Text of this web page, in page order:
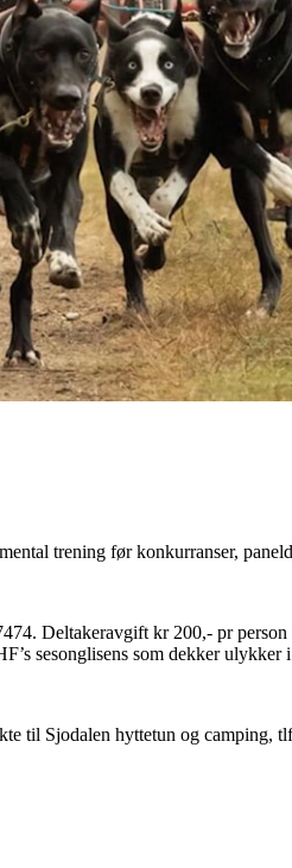
trening før konkurranser,
Deltakeravgift kr 200,- pr person
sesonglisens som dekker ulykker
til Sjodalen hyttetun og camping,